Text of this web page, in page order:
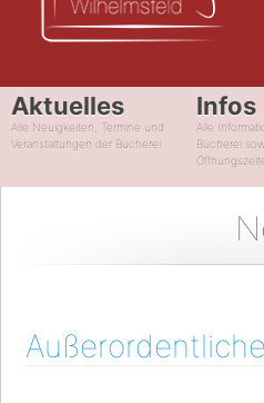
Aktuelles
Alle Neuigkeiten, Termine und
Veranstaltungen der Bücherei
Infos
Alle
Bücherei